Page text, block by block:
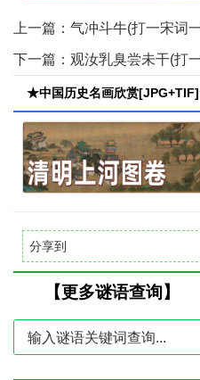
上一篇： 气冲斗牛(打一宋词
查看】
下一篇： 观汝乳臭尝未干(打
【点击查看】
★中国历史名画欣赏
分享到
【更多谜语查询】